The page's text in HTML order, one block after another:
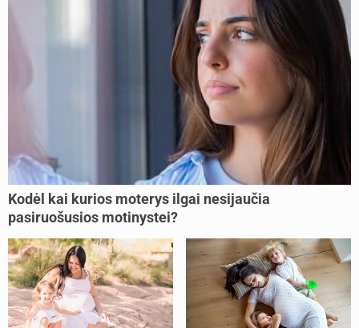
Kodėl kai kurios moterys ilgai nesijaučia
pasiruošusios motinystei?